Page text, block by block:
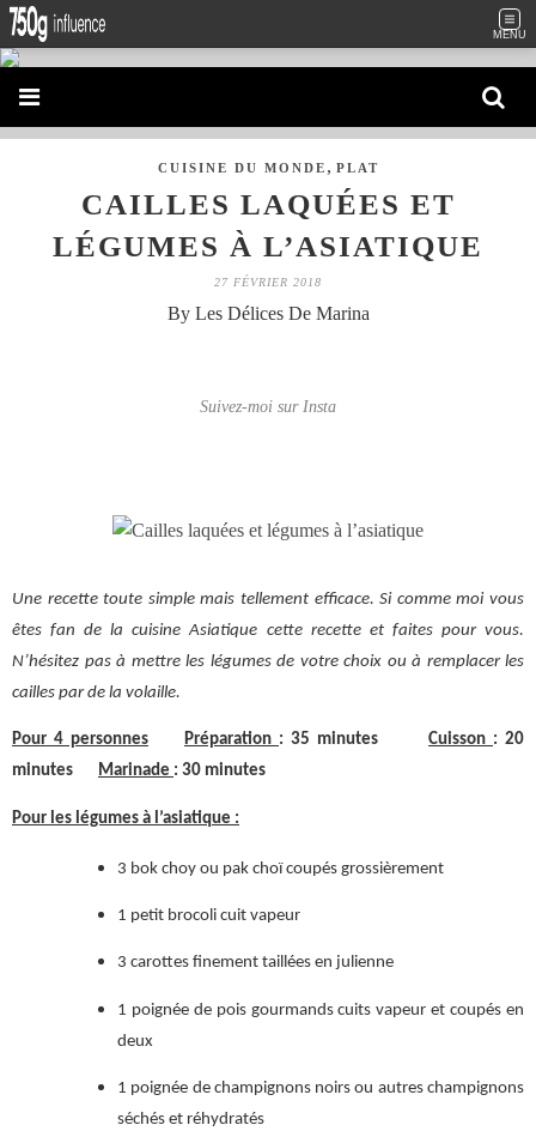
MENU
CUISINE DU MONDE , PLAT
CAILLES LAQUÉES ET
LÉGUMES À L’ASIATIQUE
27 FÉVRIER 2018
By Les Délices De Marina
Suivez-moi sur Insta
Une recette toute simple mais tellement efficace. Si comme moi vous
êtes fan de la cuisine Asiatique cette recette et faites pour vous.
N’hésitez pas à mettre les légumes de votre choix ou à remplacer les
cailles par de la volaille.
Pour 4 personnes Préparation : 35 minutes Cuisson : 20
minutes Marinade : 30 minutes
Pour les légumes à l’asiatique :
3 bok choy ou pak choï coupés grossièrement
1 petit brocoli cuit vapeur
3 carottes finement taillées en julienne
1 poignée de pois gourmands cuits vapeur et coupés en
deux
1 poignée de champignons noirs ou autres champignons
séchés et réhydratés